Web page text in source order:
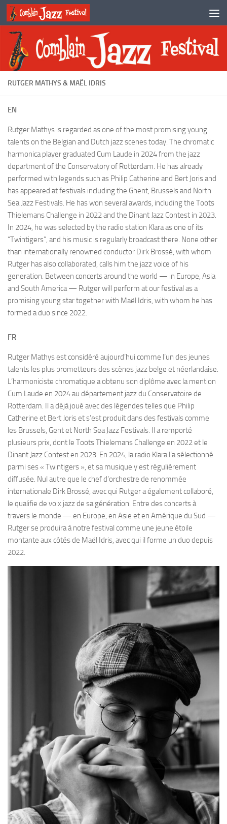
Skip to content
RUTGER MATHYS & MAËL IDRIS
EN
Rutger Mathys is regarded as one of the most promising young
talents on the Belgian and Dutch jazz scenes today. The chromatic
harmonica player graduated Cum Laude in 2024 from the jazz
department of the Conservatory of Rotterdam. He has already
performed with legends such as Philip Catherine and Bert Joris and
has appeared at festivals including the Ghent, Brussels and North
Sea Jazz Festivals. He has won several awards, including the Toots
Thielemans Challenge in 2022 and the Dinant Jazz Contest in 2023.
In 2024, he was selected by the radio station Klara as one of its
“Twintigers”, and his music is regularly broadcast there. None other
than internationally renowned conductor Dirk Brossé, with whom
Rutger has also collaborated, calls him the jazz voice of his
generation. Between concerts around the world — in Europe, Asia
and South America — Rutger will perform at our festival as a
promising young star together with Maël Idris, with whom he has
formed a duo since 2022.
FR
Rutger Mathys est considéré aujourd’hui comme l’un des jeunes
talents les plus prometteurs des scènes jazz belge et néerlandaise.
L’harmoniciste chromatique a obtenu son diplôme avec la mention
Cum Laude en 2024 au département jazz du Conservatoire de
Rotterdam. Il a déjà joué avec des légendes telles que Philip
Catherine et Bert Joris et s’est produit dans des festivals comme
les Brussels, Gent et North Sea Jazz Festivals. Il a remporté
plusieurs prix, dont le Toots Thielemans Challenge en 2022 et le
Dinant Jazz Contest en 2023. En 2024, la radio Klara l’a sélectionné
parmi ses « Twintigers », et sa musique y est régulièrement
diffusée. Nul autre que le chef d’orchestre de renommée
internationale Dirk Brossé, avec qui Rutger a également collaboré,
le qualifie de voix jazz de sa génération. Entre des concerts à
travers le monde — en Europe, en Asie et en Amérique du Sud —
Rutger se produira à notre festival comme une jeune étoile
montante aux côtés de Maël Idris, avec qui il forme un duo depuis
2022.